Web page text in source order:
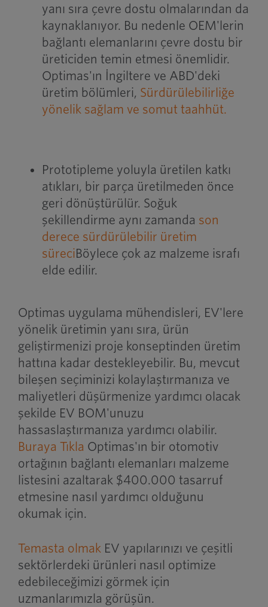
yanı sıra çevre dostu olmalarından da
kaynaklanıyor. Bu nedenle OEM'lerin
bağlantı elemanlarını çevre dostu bir
üreticiden temin etmesi önemlidir.
Optimas'ın İngiltere ve ABD'deki
üretim bölümleri, Sürdürülebilirliğe
yönelik sağlam ve somut taahhüt.
Prototipleme yoluyla üretilen katkı
atıkları, bir parça üretilmeden önce
geri dönüştürülür. Soğuk
şekillendirme aynı zamanda son
derece sürdürülebilir üretim
süreciBöylece çok az malzeme israfı
elde edilir.
Optimas uygulama mühendisleri, EV'lere
yönelik üretimin yanı sıra, ürün
geliştirmenizi proje konseptinden üretim
hattına kadar destekleyebilir. Bu, mevcut
bileşen seçiminizi kolaylaştırmanıza ve
maliyetleri düşürmenize yardımcı olacak
şekilde EV BOM'unuzu
hassaslaştırmanıza yardımcı olabilir.
Buraya Tıkla Optimas'ın bir otomotiv
ortağının bağlantı elemanları malzeme
listesini azaltarak $400.000 tasarruf
etmesine nasıl yardımcı olduğunu
okumak için.
Temasta olmakEV yapılarınızı ve çeşitli
sektörlerdeki ürünleri nasıl optimize
edebileceğimizi görmek için
uzmanlarımızla görüşün.